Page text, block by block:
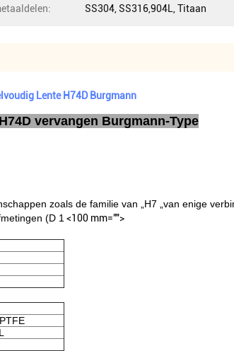
SS304, SS316,904L, Titaan
Lente H74D Burgmann
vervangen Burgmann-Type
zoals de familie van „H7 „van enige
(D 1 <100 mm="">